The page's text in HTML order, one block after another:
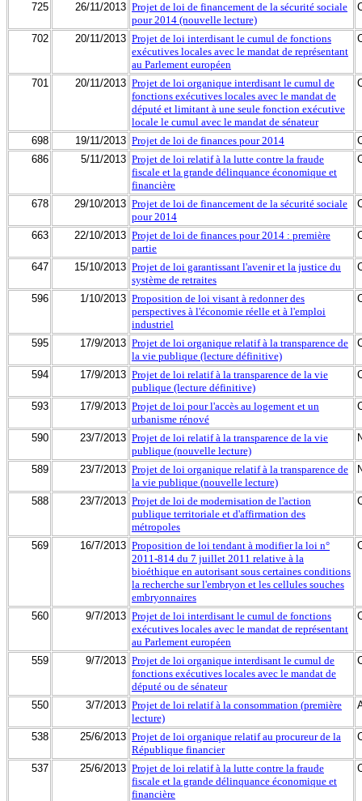
725 26/11/2013 Projet de loi de financement de la sécurité sociale
pour 2014 (nouvelle lecture)
702 20/11/2013 Projet de loi interdisant le cumul de fonctions
exécutives locales avec le mandat de représentant
au Parlement européen
701 20/11/2013 Projet de loi organique interdisant le cumul de
fonctions exécutives locales avec le mandat de
député et limitant à une seule fonction exécutive
locale le cumul avec le mandat de sénateur
698 19/11/2013 Projet de loi de finances pour 2014
686
5/11/2013 Projet de loi relatif à la lutte contre la fraude
fiscale et la grande délinquance économique et
financière
678 29/10/2013 Projet de loi de financement de la sécurité sociale
pour 2014
663 22/10/2013 Projet de loi de finances pour 2014 : première
partie
647 15/10/2013 Projet de loi garantissant l'avenir et la justice du
système de retraites
596 1/10/2013 Proposition de loi visant à redonner des
perspectives à l'économie réelle et à l'emploi
industriel
595 17/9/2013 Projet de loi organique relatif à la transparence de
la vie publique (lecture définitive)
594 17/9/2013 Projet de loi relatif à la transparence de la vie
publique (lecture définitive)
593 17/9/2013 Projet de loi pour l'accès au logement et un
urbanisme rénové
590 23/7/2013 Projet de loi relatif à la transparence de la vie
publique (nouvelle lecture)
589 23/7/2013 Projet de loi organique relatif à la transparence de
la vie publique (nouvelle lecture)
588 23/7/2013 Projet de loi de modernisation de l'action
publique territoriale et d'affirmation des
métropoles
569 16/7/2013 Proposition de loi tendant à modifier la loi n°
2011-814 du 7 juillet 2011 relative à la
bioéthique en autorisant sous certaines conditions
la recherche sur l'embryon et les cellules souches
embryonnaires
560 9/7/2013 Projet de loi interdisant le cumul de fonctions
exécutives locales avec le mandat de représentant
au Parlement européen
559 9/7/2013 Projet de loi organique interdisant le cumul de
fonctions exécutives locales avec le mandat de
député ou de sénateur
550 3/7/2013 Projet de loi relatif à la consommation (première
lecture)
538 25/6/2013 Projet de loi organique relatif au procureur de la
République financier
537 25/6/2013 Projet de loi relatif à la lutte contre la fraude
fiscale et la grande délinquance économique et
financière